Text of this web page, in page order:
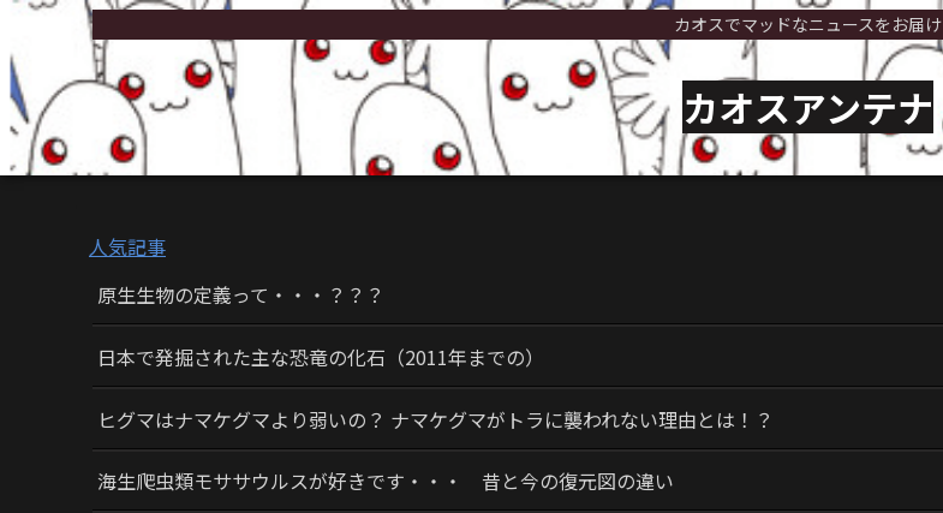
カオスでマッドなニュースをお届け
カオスアンテナ
人気記事
原生生物の定義って・・・？？？
日本で発掘された主な恐竜の化石（2011年までの）
ヒグマはナマケグマより弱いの？ ナマケグマがトラに襲われない理由とは！？
海生爬虫類モササウルスが好きです・・・ 昔と今の復元図の違い